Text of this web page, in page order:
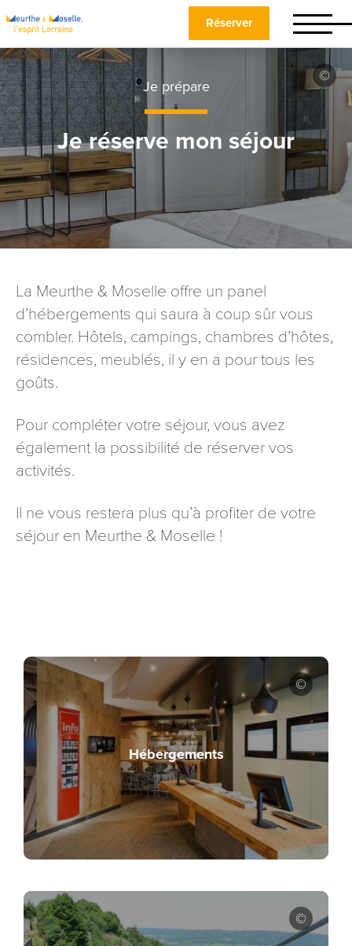
Réserver
Je prépare
Je réserve mon séjour
La Meurthe & Moselle offre un panel
d’hébergements qui saura à coup sûr vous
combler. Hôtels, campings, chambres d’hôtes,
résidences, meublés, il y en a pour tous les
goûts.
Pour compléter votre séjour, vous avez
également la possibilité de réserver vos
activités.
Il ne vous restera plus qu’à profiter de votre
séjour en Meurthe & Moselle !
Hébergements